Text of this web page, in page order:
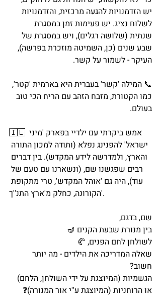
יש הזדמנויות להגעה מרכזית, והזדמנויות
לשלוח נציג. יש פעימות זמן במסגרת
שנתית (שלושה רגלים), ויש במסגרת של
שבע שנים (כן, השמיטה מוזכרת בפרשה),
העיקר - לשמור על קשר.
📞 המילה 'קשר' בעברית היא בארמית 'קטר',
כמו הקטורת, מזבח הזהב עם הריח הכי טוב
בעולם.
🇮🇱 אמש ביקרתי עם ילדיי בפארק 'מיני
ישראל' להפנינג נפלא (ותודה למכון התורה
והארץ, ולמדרשה לידע המקדש). בין דברים
רבים שפגשנו שם, (ונשארנו עם טעם של
עוד), היה גם 'אוהל המקדש', טרי מתקופת
הקורונה, כחלק מ'ארץ התנ''ך'.
שם, בדגם,
בין מנורת שבעת הקנים 🪔
לשולחן לחם הפנים, 🥐
שאלה המדריכה את הילדים - מה יותר
חשוב?
הגשמיות (המיוצגת על ידי השולחן, הלחם)
או הרוחניות (המיוצגת ע''י אור המנורה)❓